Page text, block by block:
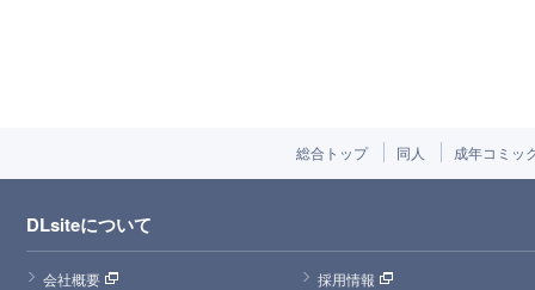
総合トップ 同人 成年コミッ
DLsiteについて
会社概要
採用情報